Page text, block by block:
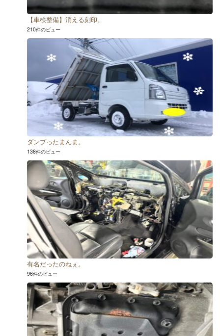
【車検整備】消える刻印。
210件のビュー
ダンプったまんま。
138件のビュー
有名だったのねぇ。
96件のビュー